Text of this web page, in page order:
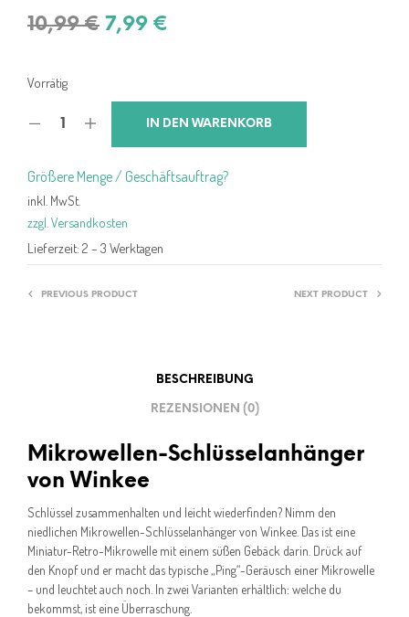
10,99€ Ursprünglicher
10,99 €
7,99 €
7,99 €.
Vorrätig
IN DEN WARENKORB
Größere Menge / Geschäftsauftrag?
inkl. MwSt.
zzgl. Versandkosten
Lieferzeit: 2 – 3 Werktagen
PREVIOUS PRODUCT NEXT PRODUCT
BESCHREIBUNG
REZENSIONEN (0)
Mikrowellen-Schlüsselanhänger
von Winkee
Schlüssel zusammenhalten und leicht wiederfinden? Nimm den
niedlichen Mikrowellen-Schlüsselanhänger von Winkee. Das ist eine
Miniatur-Retro-Mikrowelle mit einem süßen Gebäck darin. Drück auf
den Knopf und er macht das typische „Ping“-Geräusch einer Mikrowelle
– und leuchtet auch noch. In zwei Varianten erhältlich: welche du
bekommst, ist eine Überraschung.